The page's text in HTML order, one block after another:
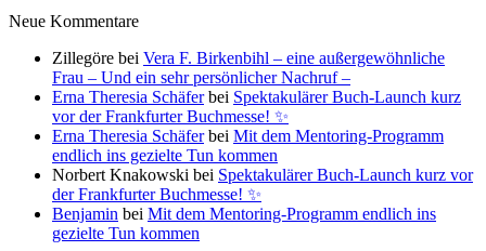
Neue Kommentare
Zillegöre bei Vera F. Birkenbihl – eine außergewöhnliche
Frau – Und ein sehr persönlicher Nachruf –
Erna Theresia Schäferbei Spektakulärer Buch-Launch kurz
vor der Frankfurter Buchmesse! ✨
Erna Theresia Schäferbei Mit dem Mentoring-Programm
endlich ins gezielte Tun kommen
Norbert Knakowski bei Spektakulärer Buch-Launch kurz vor
der Frankfurter Buchmesse! ✨
Benjamin bei Mit dem Mentoring-Programm endlich ins
gezielte Tun kommen